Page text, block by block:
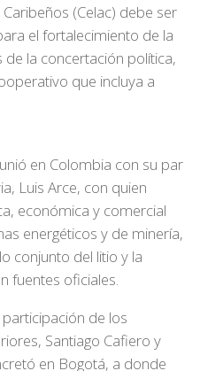
(Celac) debe ser
el fortalecimiento de la
de la concertación política,
que incluya a
en Colombia con su par
Luis Arce, con quien
económica y comercial
energéticos y de minería,
conjunto del litio y la
fuentes oficiales.
de los
Santiago Cafiero y
en Bogotá, a donde